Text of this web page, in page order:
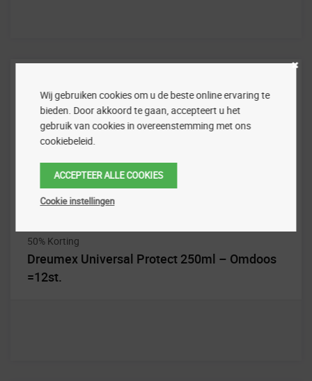
50% Korting
Dreumex Universal Protect 250ml – Omdoos
=12st.
Wij gebruiken cookies om u de beste online ervaring te
bieden. Door akkoord te gaan, accepteert u het
gebruik van cookies in overeenstemming met ons
cookiebeleid.
ACCEPTEER ALLE COOKIES
Cookie instellingen